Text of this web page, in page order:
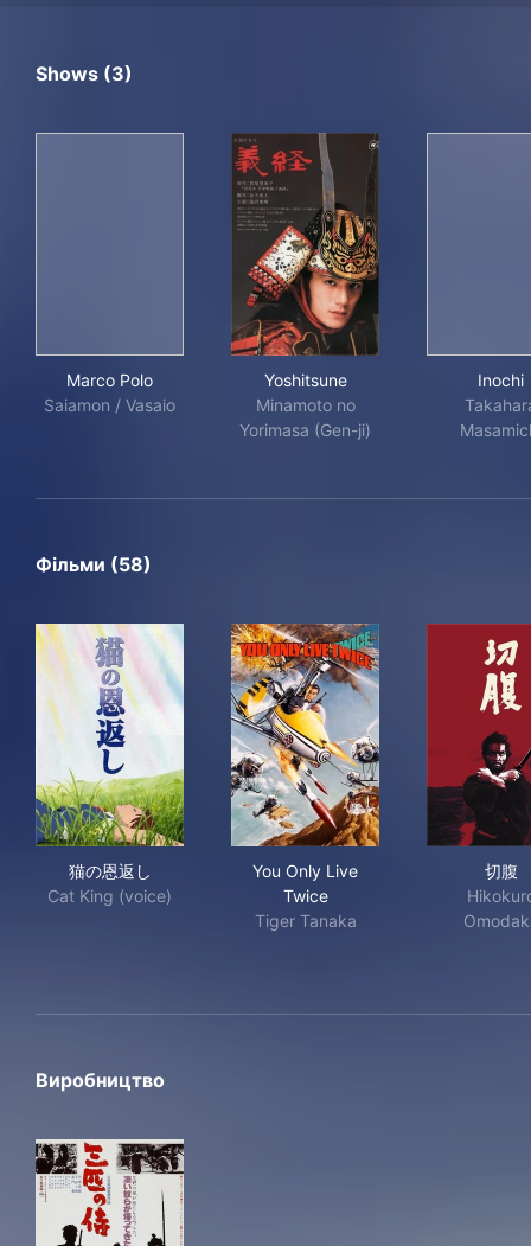
Shows (3)
Marco Polo
Saiamon / Vasaio
Yoshitsune
Minamoto no
Yorimasa (Gen-ji)
Inochi
Фільми (58)
猫の恩返し
Cat King (voice)
You Only Live
Twice
Tiger Tanaka
切腹
Виробництво